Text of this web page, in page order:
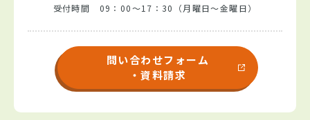
受付時間 09：00～17：30（月曜日～金曜日）
問い合わせフォーム
・資料請求